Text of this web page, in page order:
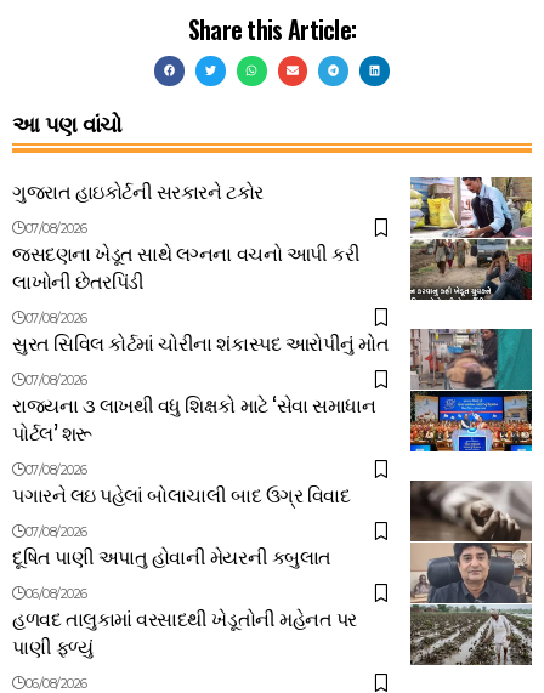
Share this Article:
આ પણ વાંચો
ગુજરાત હાઇકોર્ટની સરકારને ટકોર
07/08/2026
જસદણના ખેડૂત સાથે લગ્નના વચનો આપી કરી
લાખોની છેતરપિંડી
07/08/2026
સુરત સિવિલ કોર્ટમાં ચોરીના શંકાસ્પદ આરોપીનું મોત
07/08/2026
રાજ્યના ૩ લાખથી વધુ શિક્ષકો માટે ‘સેવા સમાધાન
પોર્ટલ’ શરૂ
07/08/2026
પગારને લઇ પહેલાં બોલાચાલી બાદ ઉગ્ર વિવાદ
07/08/2026
દૂષિત પાણી અપાતુ હોવાની મેયરની કબુલાત
06/08/2026
હળવદ તાલુકામાં વરસાદથી ખેડૂતોની મહેનત પર
પાણી ફળ્યું
06/08/2026